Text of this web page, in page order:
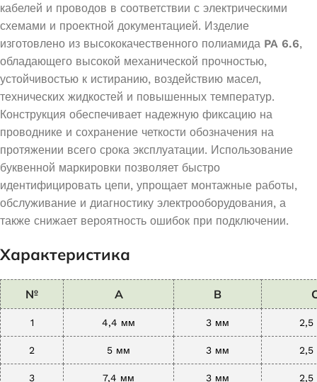
кабелей и проводов в соответствии с электрическими
схемами и проектной документацией. Изделие
изготовлено из высококачественного полиамида PA 6.6,
обладающего высокой механической прочностью,
устойчивостью к истиранию, воздействию масел,
технических жидкостей и повышенных температур.
Конструкция обеспечивает надежную фиксацию на
проводнике и сохранение четкости обозначения на
протяжении всего срока эксплуатации. Использование
буквенной маркировки позволяет быстро
идентифицировать цепи, упрощает монтажные работы,
обслуживание и диагностику электрооборудования, а
также снижает вероятность ошибок при подключении.
Характеристика
№ A B
1 4,4 мм 3 мм
2 5 мм 3 мм
3 7,4 мм 3 мм